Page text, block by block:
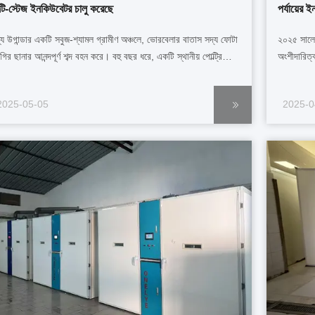
স্টেজ ইনকিউবেটর চালু করেছে
উগান্ডার একটি সবুজ-শ্যামল গ্রামীণ অঞ্চলে, ভোরবেলার বাতাস সদ্য ফোটা
ছানার আনন্দপূর্ণ শব্দ বহন করে। বহু বছর ধরে, একটি স্থানীয় পোল্ট্রি
ছিল। 2025 সালে, ...
05-05
পর্যায়ের
২০২৫
বড়
2025-